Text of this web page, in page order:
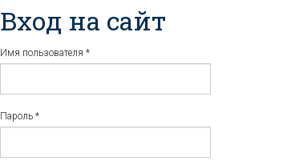
Вход на сайт
Имя пользователя *
Пароль *